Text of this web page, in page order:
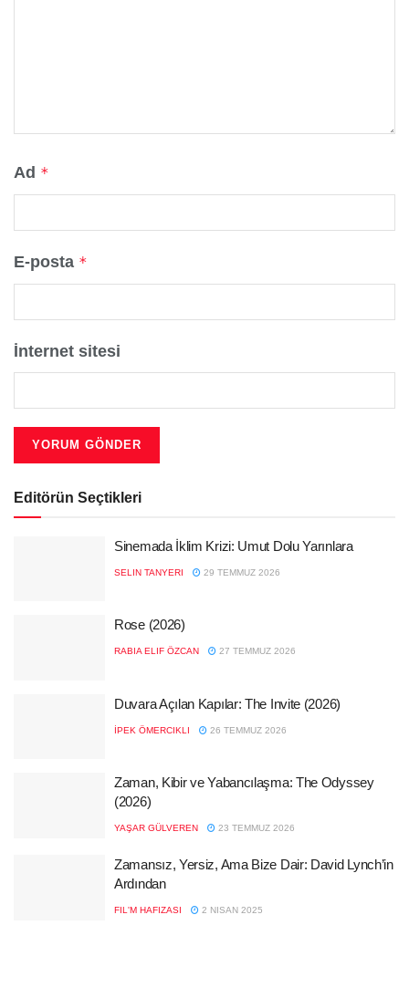
Ad *
E-posta *
İnternet sitesi
Editörün Seçtikleri
Sinemada İklim Krizi: Umut Dolu Yarınlara
SELIN TANYERI 29 TEMMUZ 2026
Rose (2026)
RABIA ELIF ÖZCAN 27 TEMMUZ 2026
Duvara Açılan Kapılar: The Invite (2026)
İPEK ÖMERCIKLI 26 TEMMUZ 2026
Zaman, Kibir ve Yabancılaşma: The Odyssey
(2026)
YAŞAR GÜLVEREN 23 TEMMUZ 2026
Zamansız, Yersiz, Ama Bize Dair: David Lynch’in
Ardından
FIL'M HAFIZASI 2 NISAN 2025